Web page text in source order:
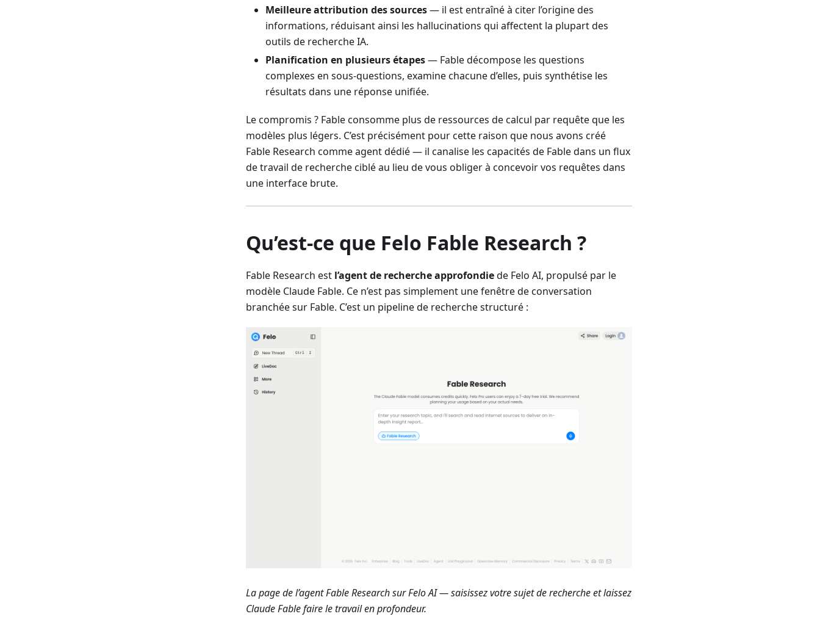
Meilleure attribution des sources— il est entraîné à citer l’origine des
informations, réduisant ainsi les hallucinations qui affectent la plupart des
outils de recherche IA.
Planification en plusieurs étapes— Fable décompose les questions
complexes en sous-questions, examine chacune d’elles, puis synthétise les
résultats dans une réponse unifiée.
Le compromis ? Fable consomme plus de ressources de calcul par requête que les
modèles plus légers. C’est précisément pour cette raison que nous avons créé
Fable Research comme agent dédié — il canalise les capacités de Fable dans un flux
de travail de recherche ciblé au lieu de vous obliger à concevoir vos requêtes dans
une interface brute.
Qu’est-ce que Felo Fable Research ?
Fable Research est l’agent de recherche approfondiede Felo AI, propulsé par le
modèle Claude Fable. Ce n’est pas simplement une fenêtre de conversation
branchée sur Fable. C’est un pipeline de recherche structuré :
La page de l’agent Fable Research sur Felo AI — saisissez votre sujet de recherche et laissez
Claude Fable faire le travail en profondeur.